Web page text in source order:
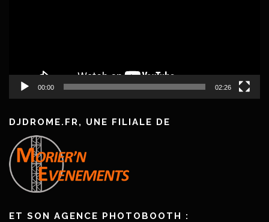
00:00 02:26
DJDROME.FR, UNE FILIALE DE
ET SON AGENCE PHOTOBOOTH :